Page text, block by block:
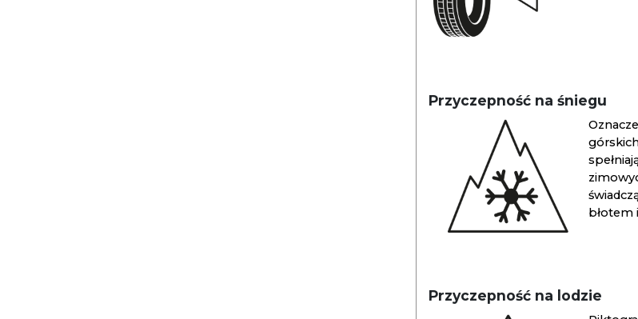
Przyczepność na śniegu
błotem
Przyczepność na lodzie